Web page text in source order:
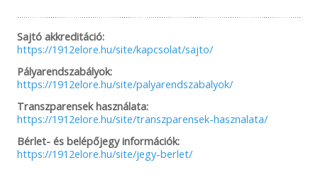
Sajtó akkreditáció:
https://1912elore.hu/site/kapcsolat/sajto/
Pályarendszabályok:
https://1912elore.hu/site/palyarendszabalyok/
Transzparensek használata:
https://1912elore.hu/site/transzparensek-hasznalata/
Bérlet- és belépőjegy információk:
https://1912elore.hu/site/jegy-berlet/